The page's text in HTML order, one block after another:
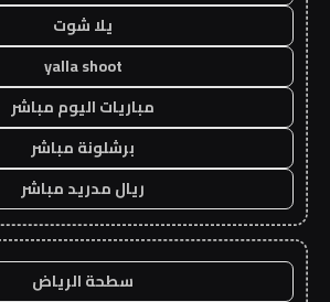
يلا شوت
yalla shoot
مباريات اليوم مباشر
برشلونة مباشر
ريال مدريد مباشر
سطحة الرياض